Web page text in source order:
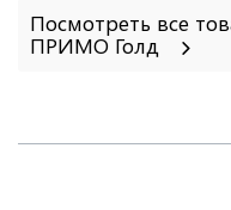
Посмотреть все
ПРИМО Голд